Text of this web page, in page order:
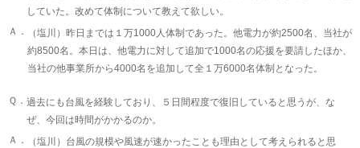
していた。改めて体制について教えて欲しい。
Ａ．
（塩川）昨日までは１万1000人体制であった。他電力が約2500名、当社が
約8500名。本日は、他電力に対して追加で1000名の応援を要請したほか、
当社の他事業所から4000名を追加して全１万6000名体制となった。
Ｑ． 過去にも台風を経験しており、５日間程度で復旧していると思うが、な
ぜ、今回は時間がかかるのか。
Ａ．
（塩川）台風の規模や風速が速かったことも理由として考えられると思